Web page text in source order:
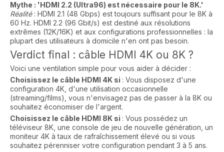
Mythe : 'HDMI 2.2 (Ultra96) est nécessaire pour le 8K.'
Réalité : HDMI 2.1 (48 Gbps) est toujours suffisant pour le 8K à
60 Hz. HDMI 2.2 (96 Gbit/s) est destiné aux résolutions
extrêmes (12K/16K) et aux configurations professionnelles : la
plupart des utilisateurs à domicile n'en ont pas besoin.
Verdict final : câble HDMI 4K ou 8K ?
Voici une ventilation simple pour vous aider à décider :
Choisissez le câble HDMI 4K si : Vous disposez d'une
configuration 4K, d'une utilisation occasionnelle
(streaming/films), vous n'envisagez pas de passer à la 8K ou
souhaitez économiser de l'argent.
Choisissez le câble HDMI 8K si : Vous possédez un
téléviseur 8K, une console de jeu de nouvelle génération, un
moniteur 4K à taux de rafraîchissement élevé ou si vous
souhaitez pérenniser votre configuration pendant 3 à 5 ans.